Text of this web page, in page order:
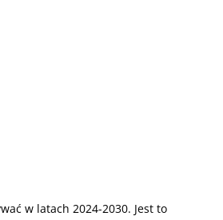
w latach 2024-2030. Jest to